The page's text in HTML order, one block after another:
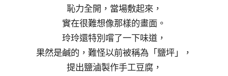
恥力全開，當場敷起來，
實在很難想像那樣的畫面。
玲玲還特別嚐了一下味道，
果然是鹹的，難怪以前被稱為「鹽坪」，
提出鹽滷製作手工豆腐，